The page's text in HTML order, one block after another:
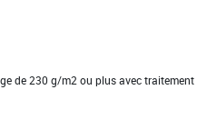
de 230 g/m2 ou plus avec traitement